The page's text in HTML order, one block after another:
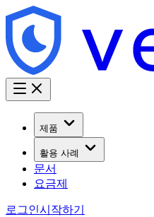
제품
활용 사례
문서
요금제
로그인시작하기